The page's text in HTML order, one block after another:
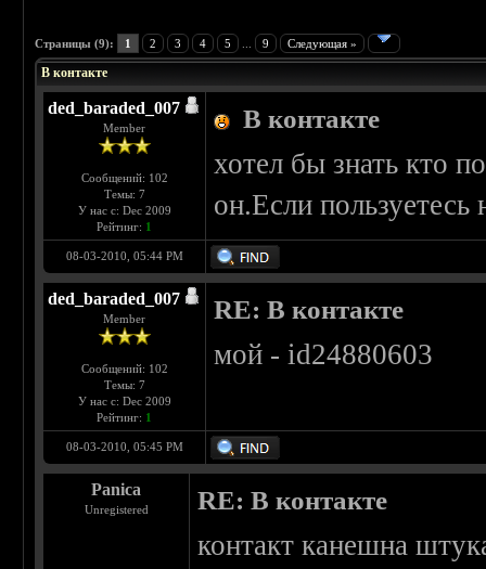
Страницы (9): 1 2 3 4 5 9 Следующая »
В контакте
ded_baraded_007
Member
Сообщений: 102
Темы: 7
У нас с: Dec 2009
Рейтинг: 1
В контакте
хотел бы знать кто
он.Если
08-03-2010, 05:44 PM
ded_baraded_007
Member
Сообщений: 102
Темы: 7
У нас с: Dec 2009
Рейтинг: 1
RE: В контакте
мой - id24880603
08-03-2010, 05:45 PM
Panica
Unregistered RE: В контакте
контакт канешна